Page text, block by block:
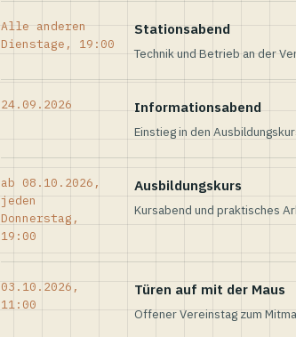
Alle anderen
Dienstage, 19:00
Stationsabend
Technik und Betrieb an der
24.09.2026 Informationsabend
Einstieg in den
ab 08.10.2026,
jeden
Donnerstag,
19:00
Ausbildungskurs
Kursabend und praktisches
03.10.2026,
11:00
Türen auf mit der Maus
Offener Vereinstag zum